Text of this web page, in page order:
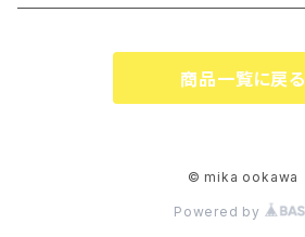
商品一覧に戻る
© mika ookawa
Powered by